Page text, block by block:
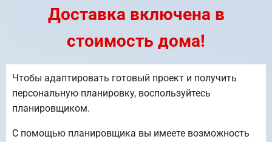
Доставка включена в
стоимость дома!
Чтобы адаптировать готовый проект и получить
персональную планировку, воспользуйтесь
планировщиком.
С помощью планировщика вы имеете возможность